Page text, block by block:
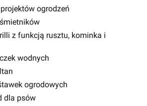
ogrodzeń
z funkcją rusztu, kominka i
wodnych
ogrodowych
dla psów